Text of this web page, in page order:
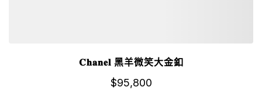
𝐂𝐡𝐚𝐧𝐞𝐥 黑羊微笑大金釦
$95,800